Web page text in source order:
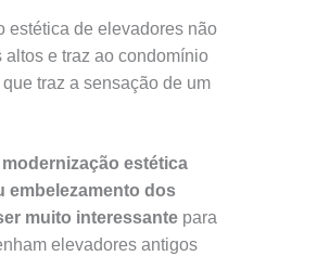
estética de elevadores não
altos e traz ao condomínio
traz a sensação de um
modernização estética
embelezamento dos
muito interessante para
elevadores antigos